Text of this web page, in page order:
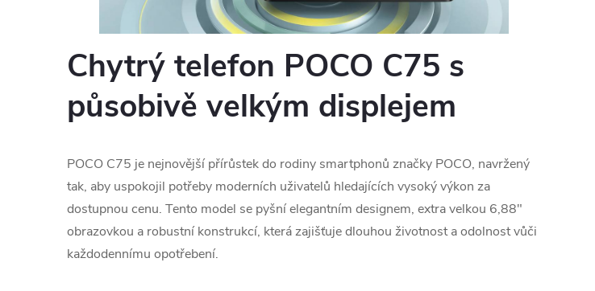
Chytrý telefon POCO C75 s
působivě velkým displejem
POCO C75 je nejnovější přírůstek do rodiny smartphonů značky POCO, navržený
tak, aby uspokojil potřeby moderních uživatelů hledajících vysoký výkon za
dostupnou cenu. Tento model se pyšní elegantním designem, extra velkou 6,88"
obrazovkou a robustní konstrukcí, která zajišťuje dlouhou životnost a odolnost vůči
každodennímu opotřebení.